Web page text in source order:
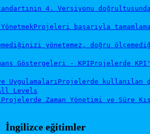
4. Versiyonu
Projeleri başarıyla
yönetemez, doğru
Göstergeleri - KPIProjelerde
Uygulamaları Projelerde kullanılan
Levels
Projelerde Zaman Yönetimi ve Süre
İngilizce eğitimler